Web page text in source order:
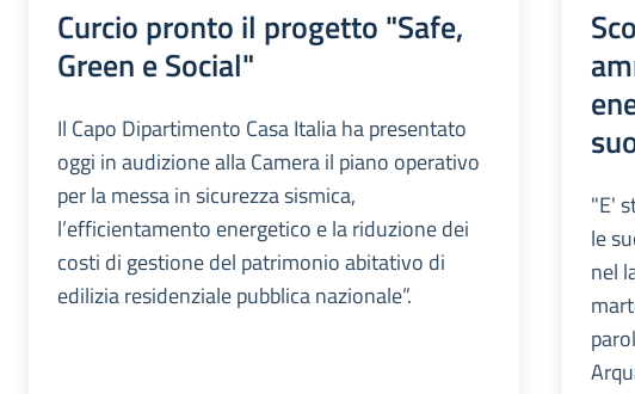
Curcio pronto il progetto "Safe,
Green e Social"
Il Capo Dipartimento Casa Italia ha presentato
oggi in audizione alla Camera il piano operativo
per la messa in sicurezza sismica,
l’efficientamento energetico e la riduzione dei
costi di gestione del patrimonio abitativo di
edilizia residenziale pubblica nazionale”.
"E'
le
nel